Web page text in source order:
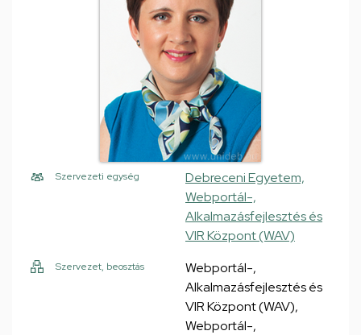
Szervezeti egység
Debreceni Egyetem,
Webportál-,
Alkalmazásfejlesztés és
VIR Központ (WAV)
Szervezet, beosztás
Webportál-,
Alkalmazásfejlesztés és
VIR Központ (WAV),
Webportál-,